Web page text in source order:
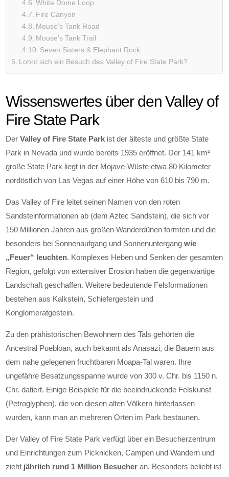
White Dome Loop
Fire Canyon
Mouse’s Tank Road
Mouse’s Tank Trail
Seven Sisters & Elephant Rock
Lohnt sich ein Besuch des Valley of Fire State Park?
Wissenswertes über den Valley of
Fire State Park
DerValley of Fire State Park ist der älteste und größte State
Park in Nevada und wurde bereits 1935 eröffnet. Der 141 km²
große State Park liegt in der Mojave-Wüste etwa 80 Kilometer
nordöstlich von Las Vegas auf einer Höhe von 610 bis 790 m.
Das Valley of Fire leitet seinen Namen von den roten
Sandsteinformationen ab (dem Aztec Sandstein), die sich vor
150 Millionen Jahren aus großen Wanderdünen formten und die
besonders bei Sonnenaufgang und Sonnenuntergangwie
„Feuer“ leuchten. Komplexes Heben und Senken der gesamten
Region, gefolgt von extensiver Erosion haben die gegenwärtige
Landschaft geschaffen. Weitere bedeutende Felsformationen
bestehen aus Kalkstein, Schiefergestein und
Konglomeratgestein.
Zu den prähistorischen Bewohnern des Tals gehörten die
Ancestral Puebloan, auch bekannt als Anasazi, die Bauern aus
dem nahe gelegenen fruchtbaren Moapa-Tal waren. Ihre
ungefähre Besatzungsspanne wurde von 300 v. Chr. bis 1150 n.
Chr. datiert. Einige Beispiele für die beeindruckende Felskunst
(Petroglyphen), die von diesen alten Völkern hinterlassen
wurden, kann man an mehreren Orten im Park bestaunen.
Der Valley of Fire State Park verfügt über ein Besucherzentrum
und Einrichtungen zum Picknicken, Campen und Wandern und
zieht jährlich rund 1 Million Besucher an. Besonders beliebt ist